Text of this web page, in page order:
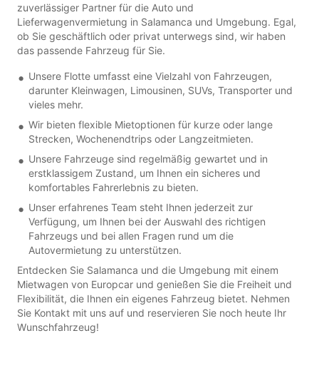
zuverlässiger Partner für die Auto und
Lieferwagenvermietung in Salamanca und Umgebung. Egal,
ob Sie geschäftlich oder privat unterwegs sind, wir haben
das passende Fahrzeug für Sie.
Unsere Flotte umfasst eine Vielzahl von Fahrzeugen,
darunter Kleinwagen, Limousinen, SUVs, Transporter und
vieles mehr.
Wir bieten flexible Mietoptionen für kurze oder lange
Strecken, Wochenendtrips oder Langzeitmieten.
Unsere Fahrzeuge sind regelmäßig gewartet und in
erstklassigem Zustand, um Ihnen ein sicheres und
komfortables Fahrerlebnis zu bieten.
Unser erfahrenes Team steht Ihnen jederzeit zur
Verfügung, um Ihnen bei der Auswahl des richtigen
Fahrzeugs und bei allen Fragen rund um die
Autovermietung zu unterstützen.
Entdecken Sie Salamanca und die Umgebung mit einem
Mietwagen von Europcar und genießen Sie die Freiheit und
Flexibilität, die Ihnen ein eigenes Fahrzeug bietet. Nehmen
Sie Kontakt mit uns auf und reservieren Sie noch heute Ihr
Wunschfahrzeug!